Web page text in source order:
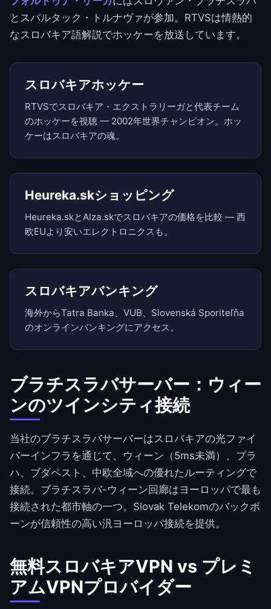
とスパルタック・トルナヴァが参加。RTVSは情熱的
なスロバキア語解説でホッケーを放送しています。
スロバキアホッケー
RTVSでスロバキア・エクストラリーガと代表チーム
のホッケーを視聴 — 2002年世界チャンピオン。ホッ
ケーはスロバキアの魂。
Heureka.skショッピング
Heureka.skとAlza.skでスロバキアの価格を比較 — 西
欧EUより安いエレクトロニクスも。
スロバキアバンキング
海外からTatra Banka、VUB、Slovenská Sporiteľňa
のオンラインバンキングにアクセス。
ブラチスラバサーバー：ウィー
ンのツインシティ接続
当社のブラチスラバサーバーはスロバキアの光ファイ
バーインフラを通じて、ウィーン（5ms未満）、プラ
ハ、ブダペスト、中欧全域への優れたルーティングで
接続。ブラチスラバ-ウィーン回廊はヨーロッパで最も
接続された都市軸の一つ。Slovak Telekomのバックボ
ーンが信頼性の高い汎ヨーロッパ接続を提供。
無料スロバキアVPN vs プレミ
アムVPNプロバイダー